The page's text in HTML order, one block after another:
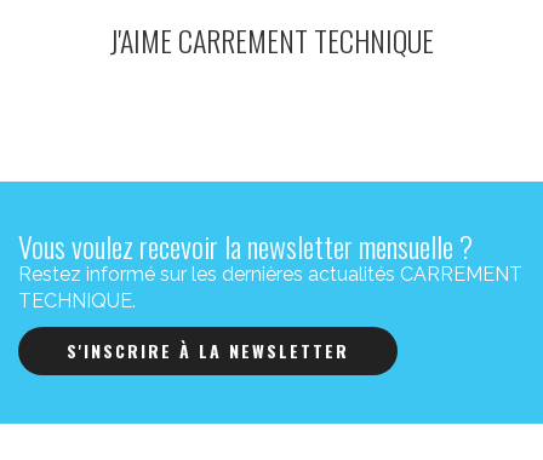
J'AIME CARREMENT TECHNIQUE
Vous voulez recevoir la newsletter mensuelle ?
Restez informé sur les dernières actualités CARREMENT
TECHNIQUE.
S'INSCRIRE À LA NEWSLETTER